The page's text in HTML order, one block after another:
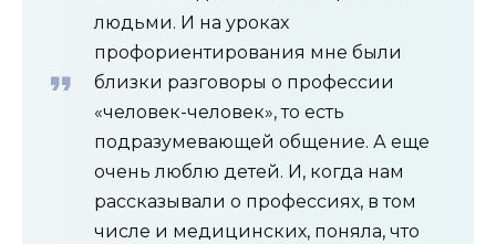
людьми. И на уроках
профориентирования мне были
близки разговоры о профессии
«человек-человек», то есть
подразумевающей общение. А еще
очень люблю детей. И, когда нам
рассказывали о профессиях, в том
числе и медицинских, поняла, что